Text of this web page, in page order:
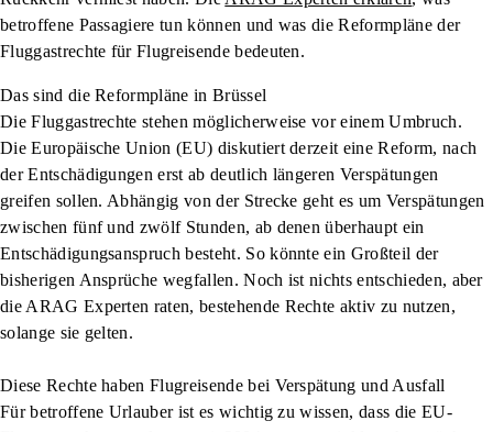
betroffene Passagiere tun können und was die Reformpläne der
Fluggastrechte für Flugreisende bedeuten.
Das sind die Reformpläne in Brüssel
Die Fluggastrechte stehen möglicherweise vor einem Umbruch.
Die Europäische Union (EU) diskutiert derzeit eine Reform, nach
der Entschädigungen erst ab deutlich längeren Verspätungen
greifen sollen. Abhängig von der Strecke geht es um Verspätungen
zwischen fünf und zwölf Stunden, ab denen überhaupt ein
Entschädigungsanspruch besteht. So könnte ein Großteil der
bisherigen Ansprüche wegfallen. Noch ist nichts entschieden, aber
die ARAG Experten raten, bestehende Rechte aktiv zu nutzen,
solange sie gelten.
Diese Rechte haben Flugreisende bei Verspätung und Ausfall
Für betroffene Urlauber ist es wichtig zu wissen, dass die EU-